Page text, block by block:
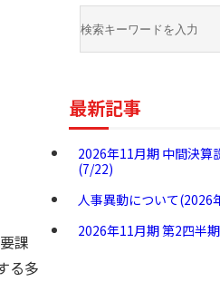
課
る多
最新記事
2026年11月期 中間決算
(7/22)
人事異動について(2026
2026年11月期 第2四半